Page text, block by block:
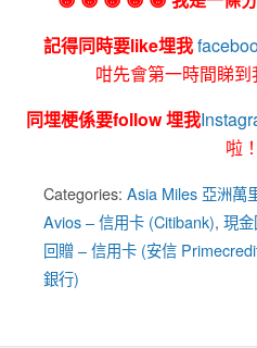
記得同時要like埋我
咁先會第一時間睇到
同埋梗係要follow 埋我
啦！
Categories: Asia Miles 亞洲萬
Avios – 信用卡 (Citibank), 現
回贈 – 信用卡 (安信
銀行)